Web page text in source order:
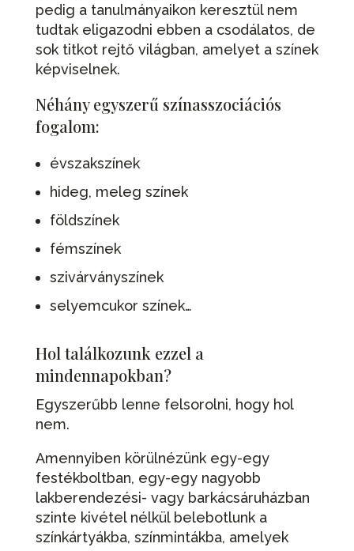
pedig a tanulmányaikon keresztül nem
tudtak eligazodni ebben a csodálatos, de
sok titkot rejtő világban, amelyet a színek
képviselnek.
Néhány egyszerű színasszociációs
fogalom:
évszakszínek
hideg, meleg színek
földszínek
fémszínek
szivárványszínek
selyemcukor színek…
Hol találkozunk ezzel a
mindennapokban?
Egyszerűbb lenne felsorolni, hogy hol
nem.
Amennyiben körülnézünk egy-egy
festékboltban, egy-egy nagyobb
lakberendezési- vagy barkácsáruházban
szinte kivétel nélkül belebotlunk a
színkártyákba, színmintákba, amelyek